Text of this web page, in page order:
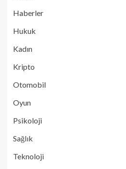
Haberler
Hukuk
Kadın
Kripto
Otomobil
Oyun
Psikoloji
Sağlık
Teknoloji